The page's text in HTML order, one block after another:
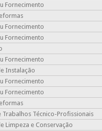
Fornecimento
Fornecimento
Fornecimento
Fornecimento
Instalação
Fornecimento
Fornecimento
Trabalhos Técnico-Profissionais
Limpeza e Conservação